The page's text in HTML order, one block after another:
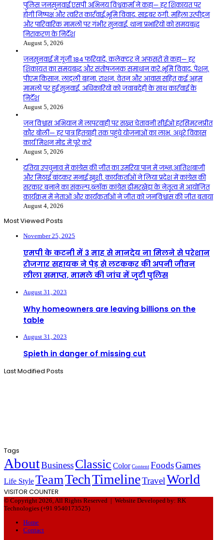
पुलिस जनसुनवाई एसपी अभिनय विश्वकर्मा ने कहा— हर शिकायत पर
होगी निष्पक्ष और त्वरित कार्रवाई,भूमि विवाद, साइबर ठगी, महिला उत्पीड़न
और पारिवारिक मामलों पर गंभीर सुनवाई, थाना प्रभारियों को समयबद्ध
निराकरण के निर्देश
August 5, 2026
जनसुनवाई में गूंजीं 184 फरियादें, कलेक्टर ने अफसरों से कहा— हर
शिकायत का समयबद्ध और संतोषजनक समाधान करे,भूमि विवाद, पेंशन,
पीएम किसान, लाड़ली बहना, राशन, वेतन और आवास सहित कई अहम
मामलों पर हुई सुनवाई, अधिकारियों को जवाबदेही के साथ कार्रवाई के
निर्देश
August 5, 2026
जन विश्वास अभियान में लापरवाही पर सख्त चेतावनी सीईओ हरसिमरनप्रीत
कौर बोलीं— हर पात्र हितग्राही तक पहुंचे योजनाओं का लाभ, अधूरे विकास
कार्य मिशन मोड में पूरे करें
August 5, 2026
दतिया उपचुनाव में कांग्रेस की जीत का उमरिया पान में जश्न,आतिशबाजी
और मिठाई बांटकर मनाई खुशी, कार्यकर्ताओं ने लिया प्रदेश में कांग्रेस की
सरकार बनाने का संकल्प,ब्लॉक कांग्रेस ढीमरखेड़ा के नेतृत्व में आयोजित
कार्यक्रम में नेताओं और कार्यकर्ताओं ने जीत को जनविश्वास की जीत बताया
August 4, 2026
Most Viewed Posts
November 25, 2025
एमपी के कटनी में 3 माह से मानदेय ना मिलने से परेशान
रोजगार सहायक ने पेड़ से लटककर की अपनी जीवन
लीला समाप्त, मामले की जांच में जुटी पुलिस
August 31, 2023
Why homeowners are leaving billions on the
table
August 31, 2023
Spieth in danger of missing cut
Last Modified Posts
Tags
AboutBusinessClassic Color Content FoodsGames
Life StyleTeamTechTimelineTravelWorld
VISITOR COUNTER
© Copyright 2026, All Rights Reserved | Website Developed by: RK
Technologies (+91 9540173525)
Home
Contact